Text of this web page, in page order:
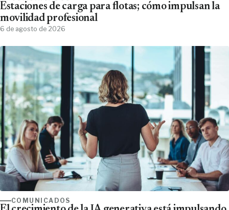
Estaciones de carga para flotas; cómo impulsan la
movilidad profesional
6 de agosto de 2026
COMUNICADOS